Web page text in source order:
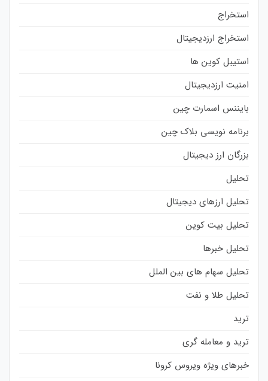
استخراج
استخراج ارزدیجیتال
استیبل کوین ها
امنیت ارزدیجیتال
بایننس اسمارت چین
برنامه نویسی بلاک چین
بزرگان ارز دیجیتال
تحلیل
تحلیل ارزهای دیجیتال
تحلیل بیت کوین
تحلیل خبرها
تحلیل سهام های بین الملل
تحلیل طلا و نفت
ترید
ترید و معامله گری
خبرهای ویژه ویروس کرونا